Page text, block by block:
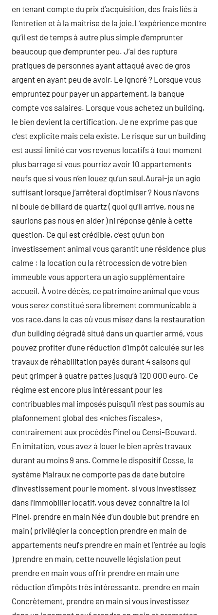
en tenant compte du prix d’acquisition, des frais liés à
l’entretien et à la maîtrise de la joie.L’expérience montre
qu’il est de temps à autre plus simple d’emprunter
beaucoup que d’emprunter peu. J’ai des rupture
pratiques de personnes ayant attaqué avec de gros
argent en ayant peu de avoir. Le ignoré ? Lorsque vous
empruntez pour payer un appartement, la banque
compte vos salaires. Lorsque vous achetez un building,
le bien devient la certification. Je ne exprime pas que
c’est explicite mais cela existe. Le risque sur un building
est aussi limité car vos revenus locatifs à tout moment
plus barrage si vous pourriez avoir 10 appartements
neufs que si vous n’en louez qu’un seul.Aurai-je un agio
suffisant lorsque j’arrêterai d’optimiser ? Nous n’avons
ni boule de billard de quartz ( quoi qu’il arrive, nous ne
saurions pas nous en aider ) ni réponse génie à cette
question. Ce qui est crédible, c’est qu’un bon
investissement animal vous garantit une résidence plus
calme : la location ou la rétrocession de votre bien
immeuble vous apportera un agio supplémentaire
accueil. À votre décès, ce patrimoine animal que vous
vous serez constitué sera librement communicable à
vos race.dans le cas où vous misez dans la restauration
d’un building dégradé situé dans un quartier armé, vous
pouvez profiter d’une réduction d’impôt calculée sur les
travaux de réhabilitation payés durant 4 saisons qui
peut grimper à quatre pattes jusqu’à 120 000 euro. Ce
régime est encore plus intéressant pour les
contribuables mal imposés puisqu’il n’est pas soumis au
plafonnement global des «niches fiscales»,
contrairement aux procédés Pinel ou Censi-Bouvard.
En imitation, vous avez à louer le bien après travaux
durant au moins 9 ans. Comme le dispositif Cosse, le
système Malraux ne comporte pas de date butoire
d’investissement pour le moment. si vous investissez
dans l’immobilier locatif, vous devez connaître la loi
Pinel. prendre en main Née d’un double but prendre en
main ( privilégier la conception prendre en main de
appartements neufs prendre en main et l’entrée au logis
) prendre en main, cette nouvelle législation peut
prendre en main vous offrir prendre en main une
réduction d’impôts très intéressante. prendre en main
Concrètement, prendre en main si vous investissez